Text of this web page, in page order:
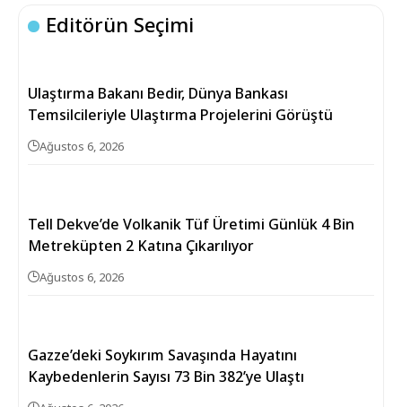
Editörün Seçimi
Ulaştırma Bakanı Bedir, Dünya Bankası
Temsilcileriyle Ulaştırma Projelerini Görüştü
Ağustos 6, 2026
Tell Dekve’de Volkanik Tüf Üretimi Günlük 4 Bin
Metreküpten 2 Katına Çıkarılıyor
Ağustos 6, 2026
Gazze’deki Soykırım Savaşında Hayatını
Kaybedenlerin Sayısı 73 Bin 382’ye Ulaştı